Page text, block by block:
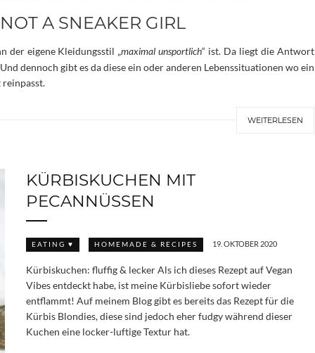
A SNEAKER GIRL
der eigene Kleidungsstil „maximal unsportlich“ ist. Da liegt die Antwort
dennoch gibt es da diese ein oder anderen Lebenssituationen wo ein
reinpasst.
WEITERLESEN
KÜRBISKUCHEN MIT
PECANNÜSSEN
EATING ♥ HOMEMADE & RECIPES 19. OKTOBER 2020
Kürbiskuchen: fluffig & lecker Als ich dieses Rezept auf Vegan
Vibes entdeckt habe, ist meine Kürbisliebe sofort wieder
entflammt! Auf meinem Blog gibt es bereits das Rezept für die
Kürbis Blondies, diese sind jedoch eher fudgy während dieser
Kuchen eine locker-luftige Textur hat.